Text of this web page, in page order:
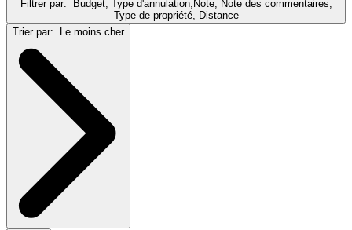
Filtrer par:
Budget, Type d'annulation,Note, Note des commentaires,
Type de propriété, Distance
Trier par:
Le moins cher